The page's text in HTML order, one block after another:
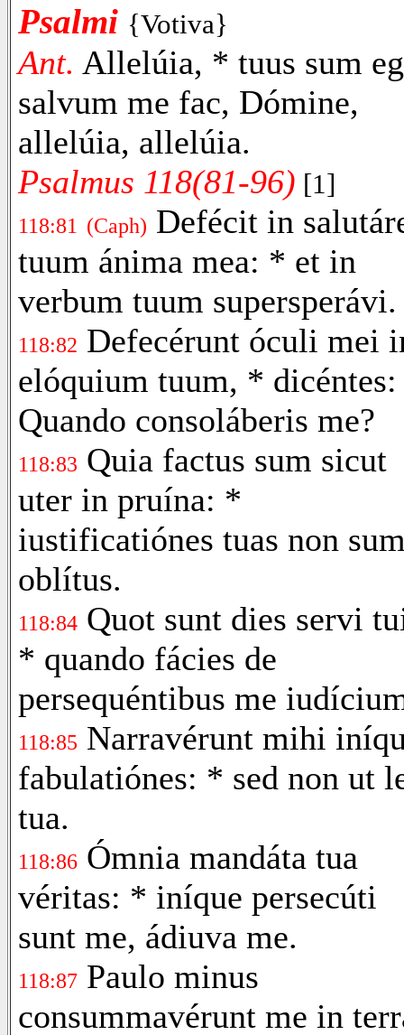
Psalmi {Votiva}
Ant. Allelúia, * tuus sum
salvum me fac, Dómine,
allelúia, allelúia.
Psalmus 118(81-96) [1]
118:81 (Caph) Defécit in
tuum ánima mea: * et in
verbum tuum supersperávi.
118:82 Defecérunt óculi mei
elóquium tuum, * dicéntes:
Quando consoláberis me?
118:83 Quia factus sum sicut
uter in pruína: *
iustificatiónes tuas non
oblítus.
118:84 Quot sunt dies servi
* quando fácies de
persequéntibus me
118:85 Narravérunt mihi
fabulatiónes: * sed non ut
tua.
118:86 Ómnia mandáta tua
véritas: * iníque persecúti
sunt me, ádiuva me.
118:87 Paulo minus
consummavérunt me in